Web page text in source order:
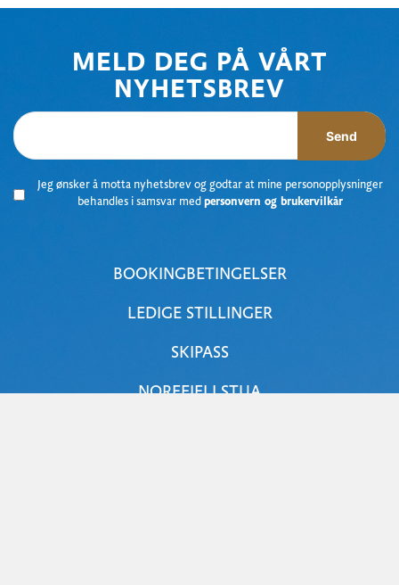
MELD DEG PÅ VÅRT
NYHETSBREV
Jeg ønsker å motta nyhetsbrev og godtar at mine personopplysninger
behandles i samsvar med personvern og brukervilkår
Send
BOOKINGBETINGELSER
LEDIGE STILLINGER
SKIPASS
NOREFJELLSTUA